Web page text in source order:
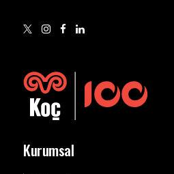
Kurumsal